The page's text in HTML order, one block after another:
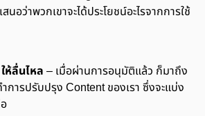
นอว่าพวกเขาจะได้ประโยชน์อะไรจากการใช้
ห้ลื่นไหล – เมื่อผ่านการอนุมัติแล้ว ก็มาถึง
การปรับปรุง Content ของเรา ซึ่งจะแบ่ง